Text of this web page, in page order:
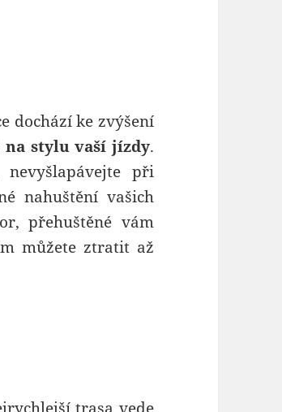
dochází ke zvýšení
stylu vaší jízdy.
při
nahuštění vašich
přehuštěné vám
můžete ztratit až